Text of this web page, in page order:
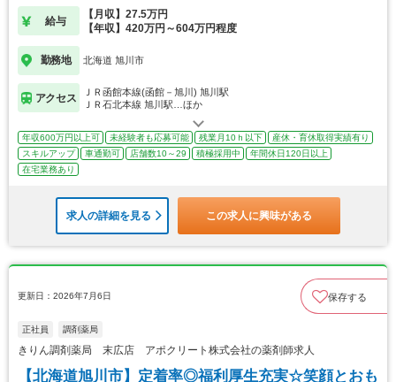
給与
【月収】27.5万円
【年収】420万円～604万円程度
勤務地 北海道 旭川市
アクセス
ＪＲ函館本線(函館－旭川) 旭川駅
ＪＲ石北本線 旭川駅…ほか
年収600万円以上可 未経験者も応募可能 残業月10ｈ以下
産休・育休取得実績有り
スキルアップ
車通勤可 店舗数10～29 積極採用中
年間休日120日以上
在宅業務あり
求人の詳細を見る この求人に興味がある
更新日：2026年7月6日 保存する
正社員 調剤薬局
きりん調剤薬局 末広店 アポクリート株式会社の薬剤師求人
【北海道旭川市】定着率◎福利厚生充実☆笑顔とおも